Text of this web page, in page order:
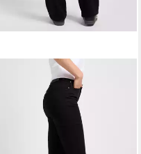
Bootcut-Jeans BREESE
ab 62,99 €
89,95 €